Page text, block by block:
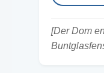
[Der Dom